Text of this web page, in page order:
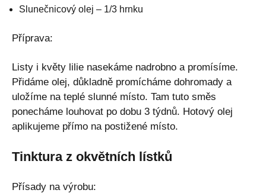
Slunečnicový olej – 1/3 hrnku
Příprava:
Listy i květy lilie nasekáme nadrobno a promísíme.
Přidáme olej, důkladně promícháme dohromady a
uložíme na teplé slunné místo. Tam tuto směs
ponecháme louhovat po dobu 3 týdnů. Hotový olej
aplikujeme přímo na postižené místo.
Tinktura z okvětních lístků
Přísady na výrobu: